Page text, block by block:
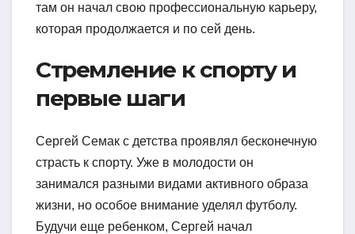
там он начал свою профессиональную карьеру,
которая продолжается и по сей день.
Стремление к спорту и
первые шаги
Сергей Семак с детства проявлял бесконечную
страсть к спорту. Уже в молодости он
занимался разными видами активного образа
жизни, но особое внимание уделял футболу.
Будучи еще ребенком, Сергей начал